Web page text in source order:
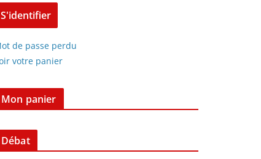
de passe perdu
votre panier
Mon panier
Débat